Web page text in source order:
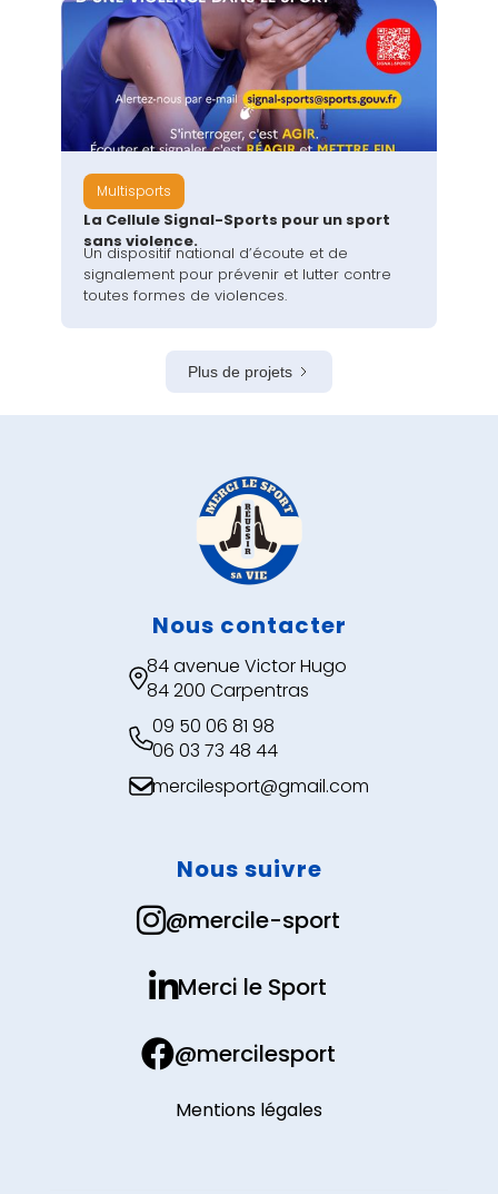
Multisports
La Cellule Signal-Sports pour un sport
sans violence.
Un dispositif national d’écoute et de
signalement pour prévenir et lutter contre
toutes formes de violences.
Plus de projets
Nous contacter
84 avenue Victor Hugo
84 200 Carpentras
09 50 06 81 98
06 03 73 48 44
mercilesport@gmail.com
Nous suivre
@mercile-sport
Merci le Sport
@mercilesport
Mentions légales